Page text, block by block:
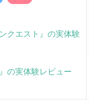
クエスト』の実体験
の実体験レビュー